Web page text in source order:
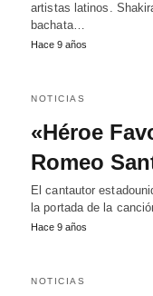
artistas latinos.
bachata…
Hace 9 años
NOTICIAS
«Héroe
Romeo
El cantautor
la portada de la
Hace 9 años
NOTICIAS